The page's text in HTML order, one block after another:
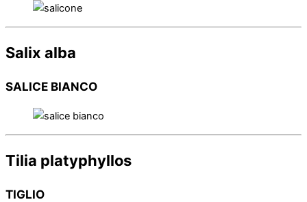
Salix alba
SALICE BIANCO
Tilia platyphyllos
TIGLIO